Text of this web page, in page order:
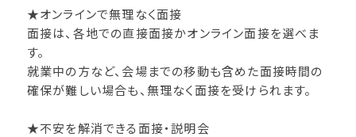
★オンラインで無理なく面接
面接は、各地での直接面接かオンライン面接を選べま
す。
就業中の方など、会場までの移動も含めた面接時間の
確保が難しい場合も、無理なく面接を受けられます。
★不安を解消できる面接・説明会